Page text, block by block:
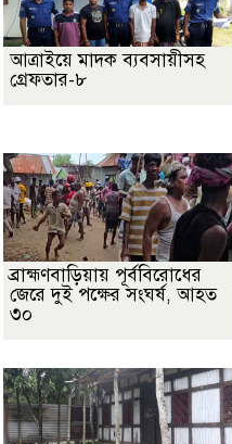
আত্রাইয়ে মাদক ব্যবসায়ীসহ
গ্রেফতার-৮
ব্রাহ্মণবাড়িয়ায় পূর্ববিরোধের
জেরে দুই পক্ষের সংঘর্ষ, আহত
৩০